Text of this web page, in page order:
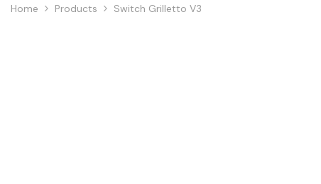
Home Products Switch Grilletto V3